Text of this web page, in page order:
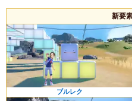
新要
ブルレク